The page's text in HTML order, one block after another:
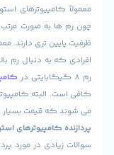
استوک ظرفیت
به صورت مرتب به روز
تری دارند. معمولاً نیاز به
به دنبال رم بالا هستند به
کامپیوتر کارکرده
قیمت بسیار بالاتری به
استوک
در مورد پردازنده